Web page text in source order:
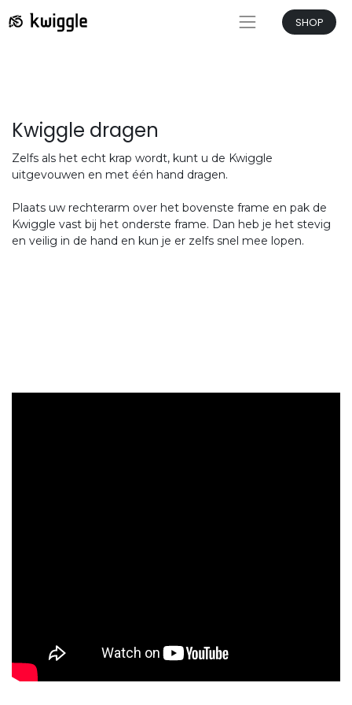
SHOP
Kwiggle dragen
Zelfs als het echt krap wordt, kunt u de Kwiggle
uitgevouwen en met één hand dragen.
Plaats uw rechterarm over het bovenste frame en pak de
Kwiggle vast bij het onderste frame. Dan heb je het stevig
en veilig in de hand en kun je er zelfs snel mee lopen.